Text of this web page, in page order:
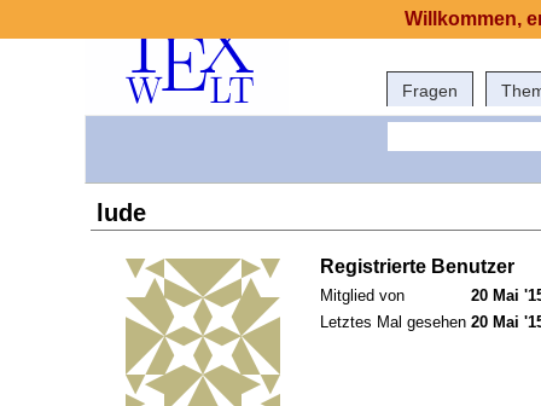
Fragen
lude
Registrierte Benutzer
Mitglied von
20 Mai
Letztes Mal gesehen 20 Mai
Willkommen,